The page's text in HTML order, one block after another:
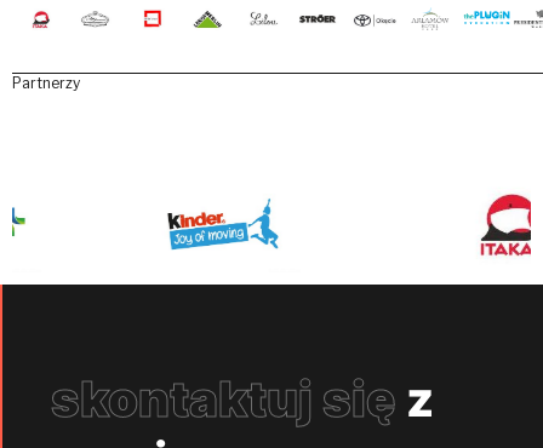
Partnerzy
skontaktuj się z